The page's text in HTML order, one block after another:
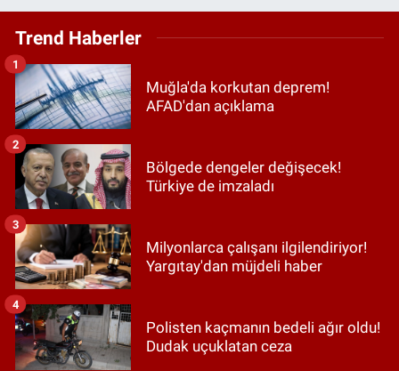
Trend Haberler
Muğla'da korkutan deprem!
AFAD'dan açıklama
1
Bölgede dengeler değişecek!
Türkiye de imzaladı
2
Milyonlarca çalışanı ilgilendiriyor!
Yargıtay'dan müjdeli haber
3
Polisten kaçmanın bedeli ağır oldu!
Dudak uçuklatan ceza
4